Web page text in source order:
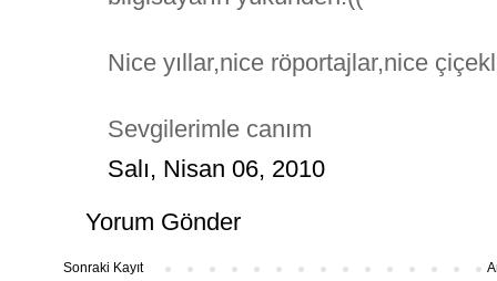
Nice yıllar,nice röportajlar,nice
Sevgilerimle canım
Salı, Nisan 06, 2010
Yorum Gönder
Sonraki Kayıt